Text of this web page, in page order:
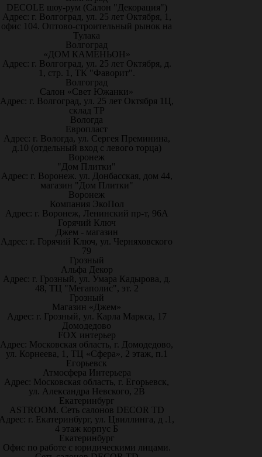
DECOLE шоу-рум (Салон "Декорация")
Адрес: г. Волгоград, ул. 25 лет Октября, 1,
офис 104. Оптово-строительный рынок на
Тулака
Волгоград
«ДОМ КАМЕНЬОН»
Адрес: г. Волгоград, ул. 25 лет Октября, д.
1, стр. 1, ТК "Фаворит".
Волгоград
Салон «Свет Южанки»
Адрес: г. Волгоград, ул. 25 лет Октября 1Ц,
склад ТР
Вологда
Европласт
Адрес: г. Вологда, ул. Сергея Преминина,
д.10 (отдельный вход с левого торца)
Воронеж
"Дом Плитки"
Адрес: г. Воронеж. ул. Донбасская, дом 44,
магазин "Дом Плитки"
Воронеж
Компания ЭкоПол
Адрес: г. Воронеж, Ленинский пр-т, 96А
Горячий Ключ
Джем - магазин
Адрес: г. Горячий Ключ, ул. Черняховского
79
Грозный
Альфа Декор
Адрес: г. Грозный, ул. Умара Кадырова, д.
48, ТЦ "Мегаполис", эт. 2
Грозный
Магазин «Джем»
Адрес: г. Грозный, ул. Карла Маркса, 17
Домодедово
FOX интерьер
Адрес: Московская область, г. Домодедово,
ул. Корнеева, 1, ТЦ «Сфера», 2 этаж, п.1
Егорьевск
Атмосфера Интерьера
Адрес: Московская область, г. Егорьевск,
ул. Александра Невского, 2В
Екатеринбург
ASTROOM. Сеть салонов DECOR TD
г. Екатеринбург, ул. Цвиллинга, д .1,
4 этаж корпус Б
Екатеринбург
Офис по работе с юридическими лицами.